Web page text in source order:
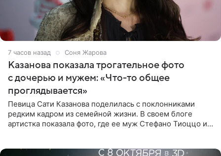
7 часов назад Соня Жарова
Казанова показала трогательное фото
с дочерью и мужем: «Что-то общее
проглядывается»
Певица Сати Казанова поделилась с поклонниками
редким кадром из семейной жизни. В своем блоге
артистка показала фото, где ее муж Стефано Тиоццо и